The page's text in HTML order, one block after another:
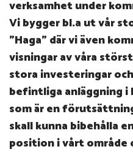
verksamhet under
Vi bygger bl.a ut vår
"Haga" där vi även
visningar av våra
stora investeringar
befintliga anläggning i
som är en
skall kunna bibehålla
position i vårt område